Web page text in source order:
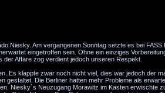
Niesky. Am vergangenen Sonntag setzte es bei
eingetroffen sein. Ohne ein einziges
Affäre zog verdient jedoch unseren Respekt.
Es klappte zwar noch nicht viel, dies war jedoch der
gestaltet. Die Berliner hatten mehr Probleme als
Niesky´s Neuzugang Morawitz im Kasten erwischte